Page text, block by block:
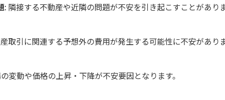
: 隣接する不動産や近隣の問題が不安を引き起こすことがあり
取引に関連する予想外の費用が発生する可能性に不安があり
変動や価格の上昇・下降が不安要因となります。